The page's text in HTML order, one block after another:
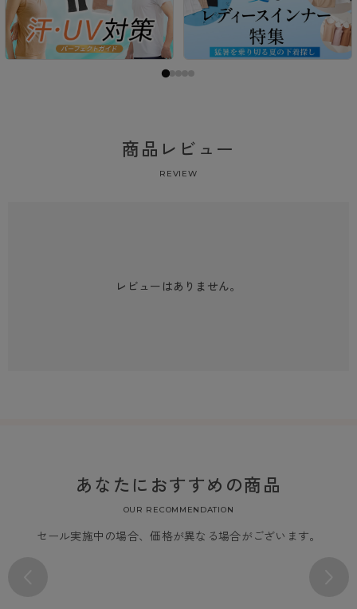
商品レビュー
REVIEW
レビューはありません。
あなたにおすすめの商品
OUR RECOMMENDATION
セール実施中の場合、価格が異なる場合がございます。